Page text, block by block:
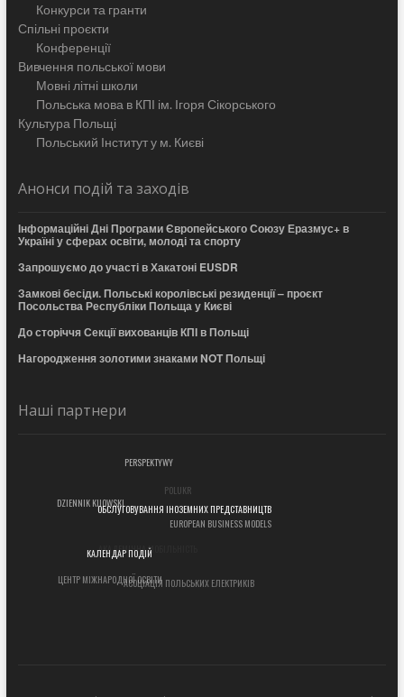
Конкурси та гранти
Спільні проєкти
Конференції
Вивчення польської мови
Мовні літні школи
Польська мова в КПІ ім. Ігоря Сікорського
Культура Польщі
Польський Інститут у м. Києві
Анонси подій та заходів
Інформаційні Дні Програми Європейського Союзу Еразмус+ в
Україні у сферах освіти, молоді та спорту
Запрошуємо до участі в Хакатоні EUSDR
Замкові бесіди. Польські королівські резиденції – проєкт
Посольства Республіки Польща у Києві
До сторіччя Секції вихованців КПІ в Польщі
Нагородження золотими знаками NOT Польщі
Наші партнери
DZIENNIK KIJOWSKI
PERSPEKTYWY
ЦЕНТР МІЖНАРОДНОЇ ОСВІТИ
КАЛЕНДАР ПОДІЙ
ОБСЛУГОВУВАННЯ ІНОЗЕМНИХ ПРЕДСТАВНИЦТВ
EUROPEAN BUSINESS MODELS
АСОЦІАЦІЯ ПОЛЬСЬКИХ ЕЛЕКТРИКІВ